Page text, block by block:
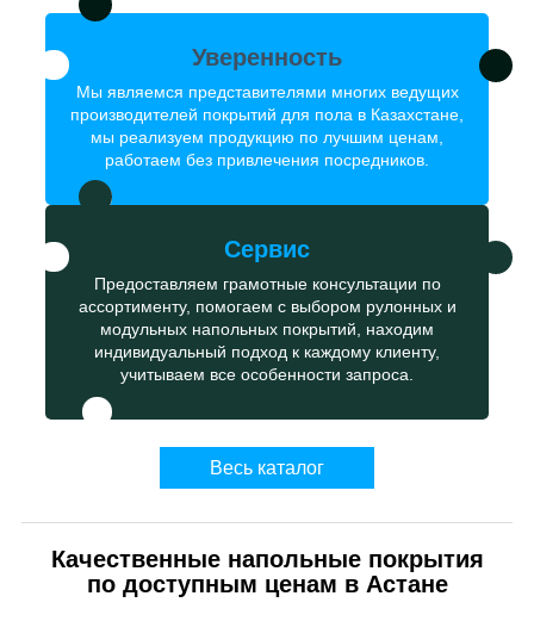
Уверенность
Мы являемся представителями многих ведущих
производителей покрытий для пола в Казахстане,
мы реализуем продукцию по лучшим ценам,
работаем без привлечения посредников.
Сервис
Предоставляем грамотные консультации по
ассортименту, помогаем с выбором рулонных и
модульных напольных покрытий, находим
индивидуальный подход к каждому клиенту,
учитываем все особенности запроса.
Весь каталог
Качественные напольные покрытия
по доступным ценам в Астане